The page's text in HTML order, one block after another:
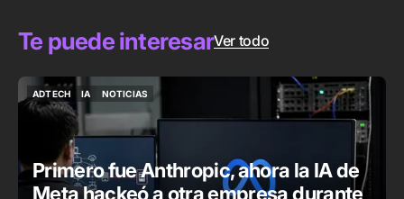
Te puede interesarVer todo
ADTECH
ADTECH
IA
NOTICIAS
Primero fue Anthropic, ahora la IA de
Meta hackeó a otra empresa durante